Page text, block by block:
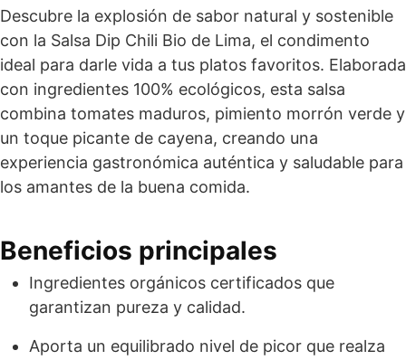
Descubre la explosión de sabor natural y sostenible
con la Salsa Dip Chili Bio de Lima, el condimento
ideal para darle vida a tus platos favoritos. Elaborada
con ingredientes 100% ecológicos, esta salsa
combina tomates maduros, pimiento morrón verde y
un toque picante de cayena, creando una
experiencia gastronómica auténtica y saludable para
los amantes de la buena comida.
Beneficios principales
Ingredientes orgánicos certificados que
garantizan pureza y calidad.
Aporta un equilibrado nivel de picor que realza